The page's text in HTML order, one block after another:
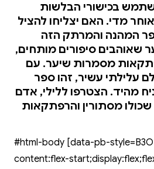
בכישורי הבלשות
מדי. האם יצליחו להציל
המהנה והמרתק הזה
שאוהבים סיפורים מותחים,
מסמרות שיער. עם
עלילתי עשיר, זהו ספר
מהיד. הצטרפו ללילי, אדם
שכולו מסתורין והרפתקאות
#html-body [data-pb-
content:flex-